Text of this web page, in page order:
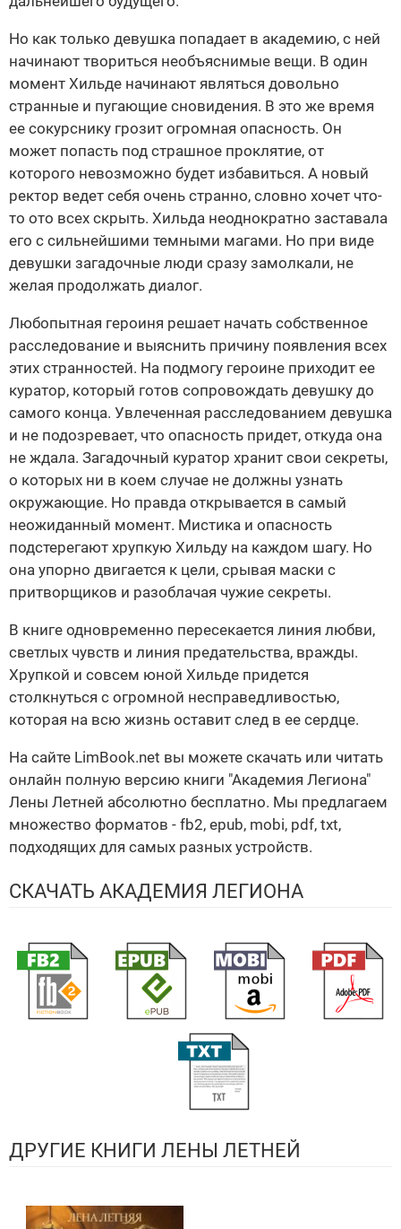
Но как только девушка попадает в академию, с ней
начинают твориться необъяснимые вещи. В один
момент Хильде начинают являться довольно
странные и пугающие сновидения. В это же время
ее сокурснику грозит огромная опасность. Он
может попасть под страшное проклятие, от
которого невозможно будет избавиться. А новый
ректор ведет себя очень странно, словно хочет что-
то ото всех скрыть. Хильда неоднократно заставала
его с сильнейшими темными магами. Но при виде
девушки загадочные люди сразу замолкали, не
желая продолжать диалог.
Любопытная героиня решает начать собственное
расследование и выяснить причину появления всех
этих странностей. На подмогу героине приходит ее
куратор, который готов сопровождать девушку до
самого конца. Увлеченная расследованием девушка
и не подозревает, что опасность придет, откуда она
не ждала. Загадочный куратор хранит свои секреты,
о которых ни в коем случае не должны узнать
окружающие. Но правда открывается в самый
неожиданный момент. Мистика и опасность
подстерегают хрупкую Хильду на каждом шагу. Но
она упорно двигается к цели, срывая маски с
притворщиков и разоблачая чужие секреты.
В книге одновременно пересекается линия любви,
светлых чувств и линия предательства, вражды.
Хрупкой и совсем юной Хильде придется
столкнуться с огромной несправедливостью,
которая на всю жизнь оставит след в ее сердце.
На сайте LimBook.net вы можете скачать или читать
онлайн полную версию книги "Академия Легиона"
Лены Летней абсолютно бесплатно. Мы предлагаем
множество форматов - fb2, epub, mobi, pdf, txt,
подходящих для самых разных устройств.
СКАЧАТЬ АКАДЕМИЯ ЛЕГИОНА
ДРУГИЕ КНИГИ ЛЕНЫ ЛЕТНЕЙ